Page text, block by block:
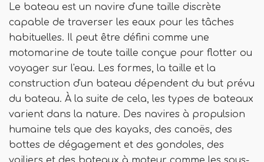
Le bateau est un navire d'une taille discrète
capable de traverser les eaux pour les tâches
habituelles. Il peut être défini comme une
motomarine de toute taille conçue pour flotter ou
voyager sur l'eau. Les formes, la taille et la
construction d'un bateau dépendent du but prévu
du bateau. À la suite de cela, les types de bateaux
varient dans la nature. Des navires à propulsion
humaine tels que des kayaks, des canoës, des
bottes de dégagement et des gondoles, des